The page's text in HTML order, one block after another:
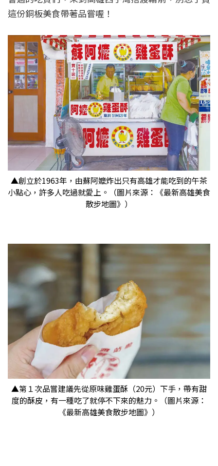
這份銅板美食帶著品嘗喔！
▲創立於1963年，由蘇阿嬤炸出只有高雄才能吃到的午茶
小點心，許多人吃過就愛上。（圖片來源：《最新高雄美食
散步地圖》）
▲第１次品嘗建議先從原味雞蛋酥（20元）下手，帶有甜
度的酥皮，有一種吃了就停不下來的魅力。（圖片來源：
《最新高雄美食散步地圖》）